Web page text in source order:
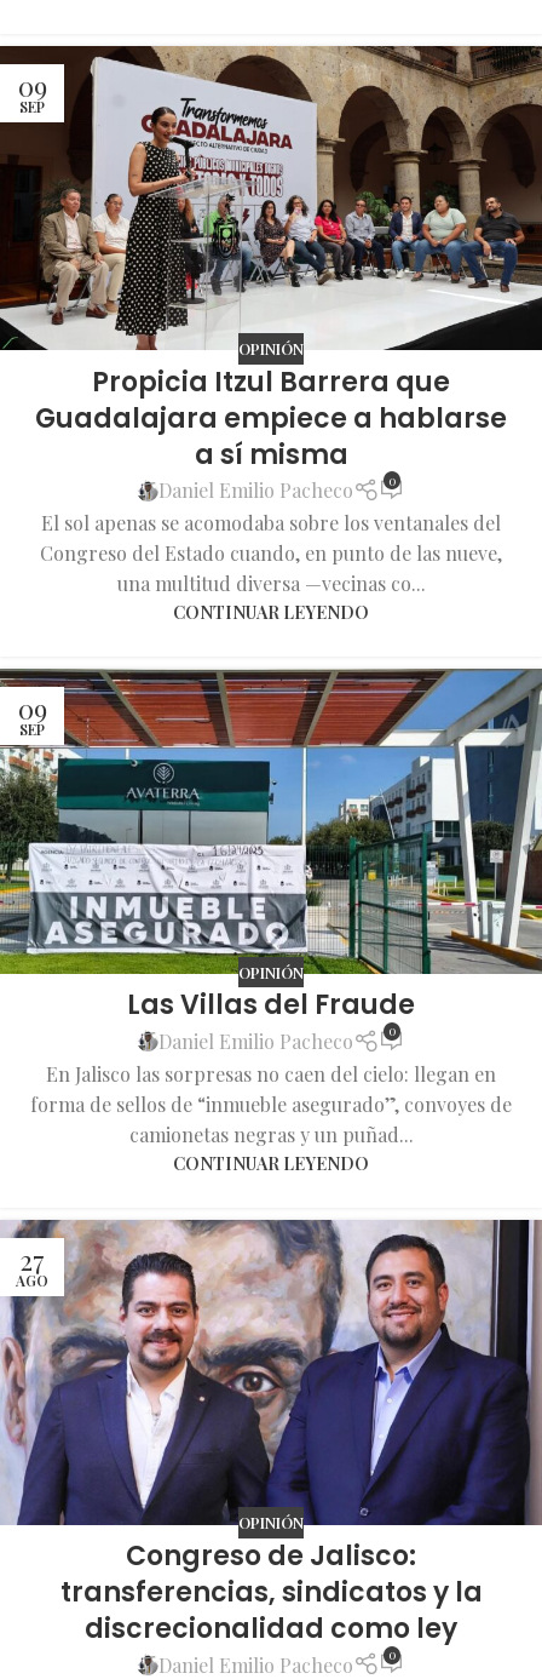
09
SEP
OPINIÓN
Propicia Itzul Barrera que
Guadalajara empiece a hablarse
a sí misma
Daniel Emilio Pacheco 0
El sol apenas se acomodaba sobre los ventanales del
Congreso del Estado cuando, en punto de las nueve,
una multitud diversa —vecinas co...
CONTINUAR LEYENDO
09
SEP
OPINIÓN
Las Villas del Fraude
Daniel Emilio Pacheco 0
En Jalisco las sorpresas no caen del cielo: llegan en
forma de sellos de “inmueble asegurado”, convoyes de
camionetas negras y un puñad...
CONTINUAR LEYENDO
27
AGO
OPINIÓN
Congreso de Jalisco:
transferencias, sindicatos y la
discrecionalidad como ley
Daniel Emilio Pacheco 0